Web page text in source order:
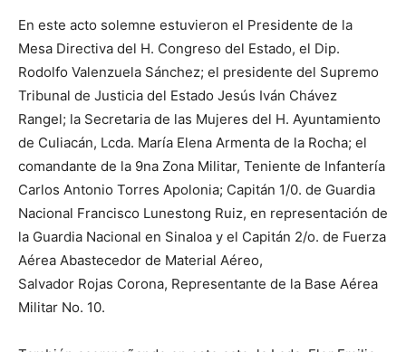
En este acto solemne estuvieron el Presidente de la
Mesa Directiva del H. Congreso del Estado, el Dip.
Rodolfo Valenzuela Sánchez; el presidente del Supremo
Tribunal de Justicia del Estado Jesús Iván Chávez
Rangel; la Secretaria de las Mujeres del H. Ayuntamiento
de Culiacán, Lcda. María Elena Armenta de la Rocha; el
comandante de la 9na Zona Militar, Teniente de Infantería
Carlos Antonio Torres Apolonia; Capitán 1/0. de Guardia
Nacional Francisco Lunestong Ruiz, en representación de
la Guardia Nacional en Sinaloa y el Capitán 2/o. de Fuerza
Aérea Abastecedor de Material Aéreo,
Salvador Rojas Corona, Representante de la Base Aérea
Militar No. 10.